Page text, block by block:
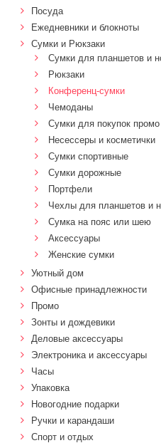
Посуда
Ежедневники и блокноты
Сумки и Рюкзаки
Сумки для планшетов и
Рюкзаки
Конференц-сумки
Чемоданы
Сумки для покупок промо
Несессеры и косметички
Сумки спортивные
Сумки дорожные
Портфели
Чехлы для планшетов и
Сумка на пояс или шею
Аксессуары
Женские сумки
Уютный дом
Офисные принадлежности
Промо
Зонты и дождевики
Деловые аксессуары
Электроника и аксессуары
Часы
Упаковка
Новогодние подарки
Ручки и карандаши
Спорт и отдых